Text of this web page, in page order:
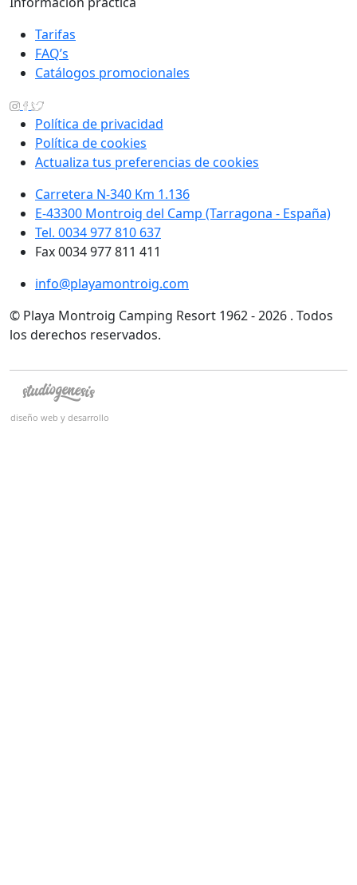
Tarifas
FAQ’s
Catálogos promocionales
Política de privacidad
Política de cookies
Actualiza tus preferencias de cookies
Carretera N-340 Km 1.136
E-43300 Montroig del Camp (Tarragona - España)
Tel. 0034 977 810 637
Fax 0034 977 811 411
info@playamontroig.com
© Playa Montroig Camping Resort 1962 - 2026 . Todos
los derechos reservados.